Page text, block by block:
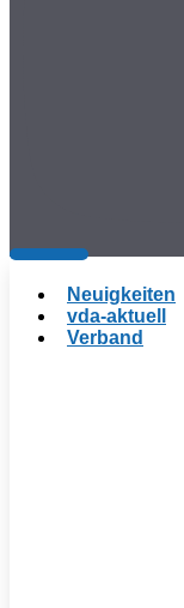
Neuigkeiten
vda-aktuell
Verband